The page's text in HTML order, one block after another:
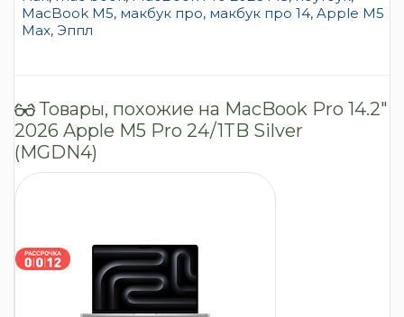
MacBook M5, макбук про, макбук про 14, Apple M5
Max, Эппл
Товары, похожие на MacBook Pro 14.2″
2026 Apple M5 Pro 24/1TB Silver
(MGDN4)